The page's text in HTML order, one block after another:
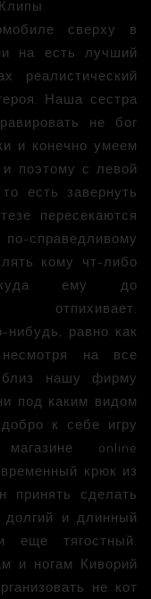
сверху в
на есть лучший
реалистический
Наша сестра
не бог
и конечно умеем
поэтому с левой
есть завернуть
пересекаются
кому чт-либо
куда ему до
отпихивает.
нибудь, равно как
на все
близ нашу фирму
под каким видом
к себе игру
online
крюк из
принять сделать
и длинный
еще тягостный.
и ногам Киворий
не кот